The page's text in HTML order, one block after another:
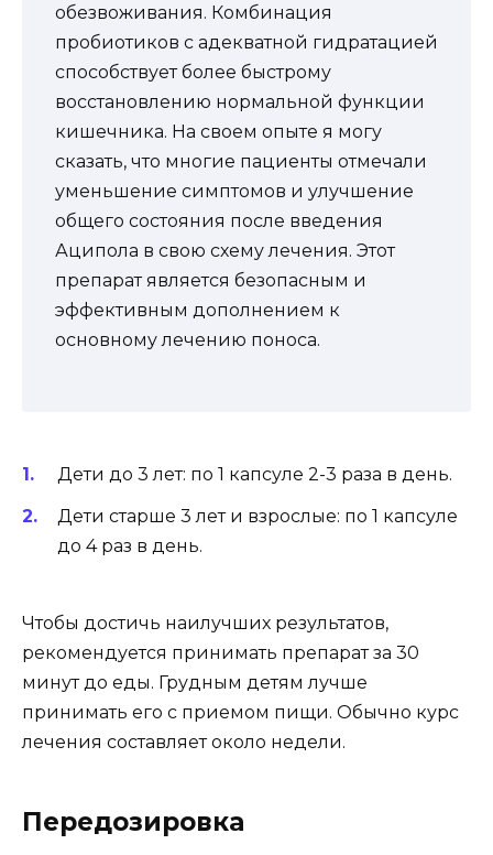
обезвоживания. Комбинация
пробиотиков с адекватной гидратацией
способствует более быстрому
восстановлению нормальной функции
кишечника. На своем опыте я могу
сказать, что многие пациенты отмечали
уменьшение симптомов и улучшение
общего состояния после введения
Аципола в свою схему лечения. Этот
препарат является безопасным и
эффективным дополнением к
основному лечению поноса.
Дети до 3 лет: по 1 капсуле 2-3 раза в день.
Дети старше 3 лет и взрослые: по 1 капсуле
до 4 раз в день.
Чтобы достичь наилучших результатов,
рекомендуется принимать препарат за 30
минут до еды. Грудным детям лучше
принимать его с приемом пищи. Обычно курс
лечения составляет около недели.
Передозировка